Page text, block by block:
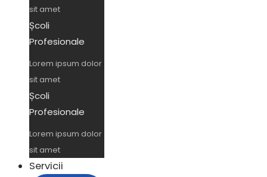
sit amet
Școli
Profesionale
Lorem ipsum dolor
sit amet
Școli
Profesionale
Lorem ipsum dolor
sit amet
Servicii